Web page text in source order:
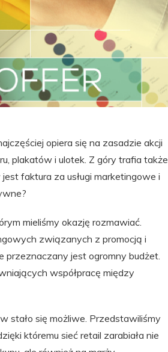
opiera się na zasadzie akcji
plakatów i ulotek. Z góry trafia także
faktura za usługi marketingowe i
mieliśmy okazję rozmawiać.
związanych z promocją i
przeznaczany jest ogromny budżet.
współpracę między
stało się możliwe. Przedstawiliśmy
któremu sieć retail zarabiała nie